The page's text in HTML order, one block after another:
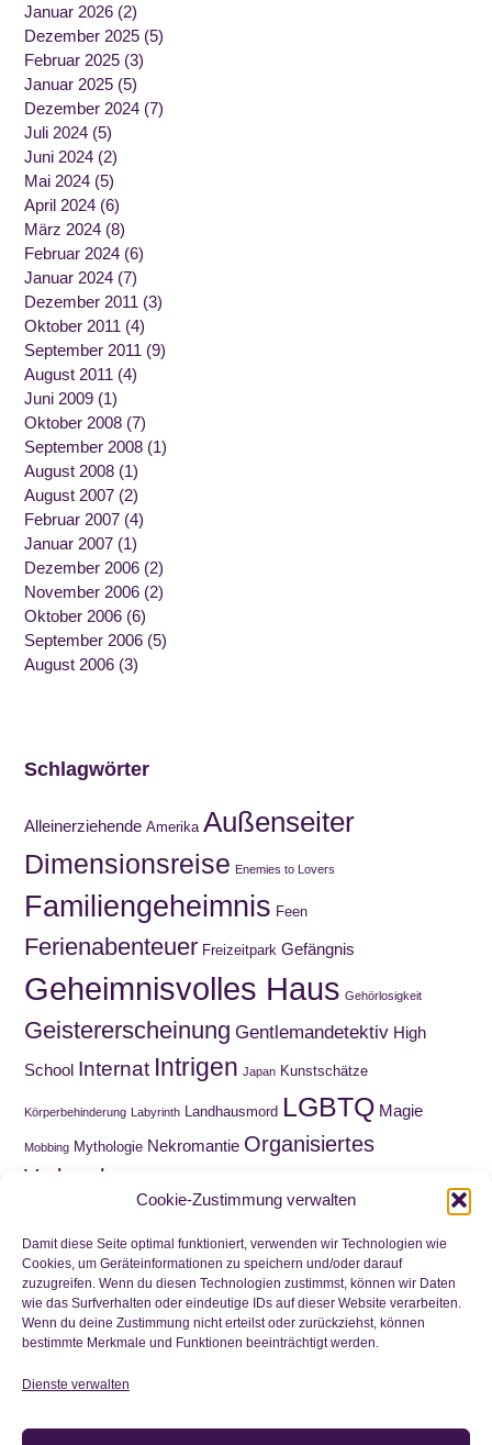
Cookie-Zustimmung verwalten
Damit diese Seite optimal funktioniert, verwenden wir Technologien wie
Cookies, um Geräteinformationen zu speichern und/oder darauf
zuzugreifen. Wenn du diesen Technologien zustimmst, können wir Daten
wie das Surfverhalten oder eindeutige IDs auf dieser Website verarbeiten.
Wenn du deine Zustimmung nicht erteilst oder zurückziehst, können
bestimmte Merkmale und Funktionen beeinträchtigt werden.
Dienste verwalten
Januar 2026 (2)
Dezember 2025 (5)
Februar 2025 (3)
Januar 2025 (5)
Dezember 2024 (7)
Juli 2024 (5)
Juni 2024 (2)
Mai 2024 (5)
April 2024 (6)
März 2024 (8)
Februar 2024 (6)
Januar 2024 (7)
Dezember 2011 (3)
Oktober 2011 (4)
September 2011 (9)
August 2011 (4)
Juni 2009 (1)
Oktober 2008 (7)
September 2008 (1)
August 2008 (1)
August 2007 (2)
Februar 2007 (4)
Januar 2007 (1)
Dezember 2006 (2)
November 2006 (2)
Oktober 2006 (6)
September 2006 (5)
August 2006 (3)
Schlagwörter
Alleinerziehende Amerika Außenseiter
Dimensionsreise Enemies to Lovers
Familiengeheimnis Feen
Ferienabenteuer Freizeitpark Gefängnis
Geheimnisvolles Haus Gehörlosigkeit
Geistererscheinung Gentlemandetektiv High
School Internat Intrigen Japan Kunstschätze
Körperbehinderung Labyrinth Landhausmord LGBTQ Magie
Mobbing Mythologie Nekromantie Organisiertes
Verbrechen
Schatzsuche Schnitzeljagd Schottland
Schule Trauer Viktorianische Ära Wahnsinn
Waisenkind Wirtschaftskrise Wortwitz Zeitreise
Zwillinge
Nichts mehr verpassen